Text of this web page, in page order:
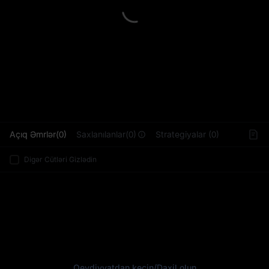
Açıq Əmrlər(0) Saxlanılanlar(0) Strategiyalar (0)
Digər Cütləri Gizlədin